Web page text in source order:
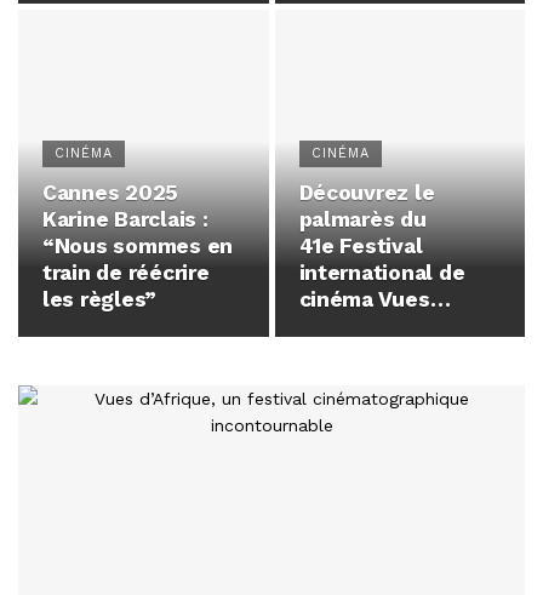
CINÉMA
Cannes 2025
Karine Barclais :
“Nous sommes en
train de réécrire
les règles”
CINÉMA
Découvrez le
palmarès du
41e Festival
international de
cinéma Vues